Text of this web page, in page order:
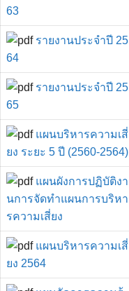
63
รายงานประจำปี 25
64
รายงานประจำปี 25
65
แผนบริหารความเสี่
ยง ระยะ 5 ปี (2560-2564)
แผนผังการปฏิบัติงา
นการจัดทำแผนการบริหา
รความเสี่ยง
แผนบริหารความเสี่
ยง 2564